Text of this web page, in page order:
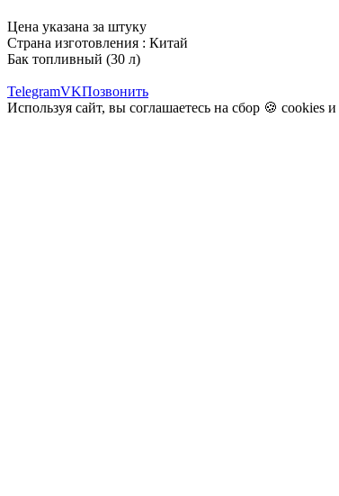
Цена указана за штуку
Страна изготовления : Китай
Бак топливный (30 л)
TelegramVKПозвонить
Используя сайт, вы соглашаетесь на сбор 🍪 cookies и